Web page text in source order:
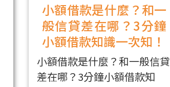
小額借款是什麼？和一
般信貸差在哪？3分鐘
小額借款知識一次知！
小額借款是什麼？和一般信貸
差在哪？3分鐘小額借款知